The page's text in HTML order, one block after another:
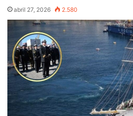
abril 27, 2026 2.580